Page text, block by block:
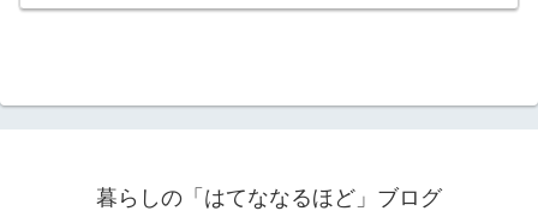
暮らしの「はてななるほど」ブログ